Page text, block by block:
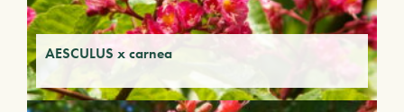
AESCULUS x carnea